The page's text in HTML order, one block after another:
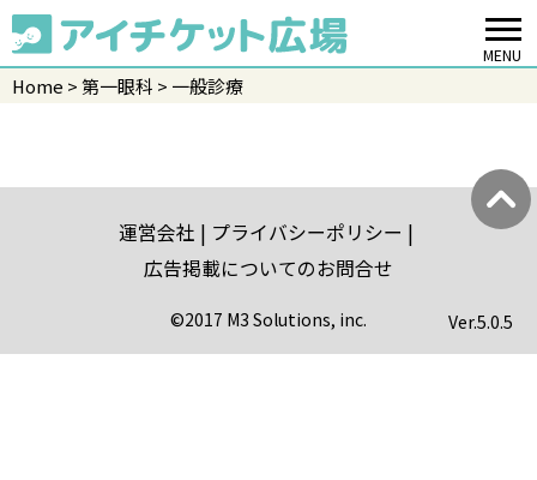
MENU
Home 第一眼科 一般診療
運営会社
プライバシーポリシー
広告掲載についてのお問合せ
©2017 M3 Solutions, inc. Ver.5.0.5